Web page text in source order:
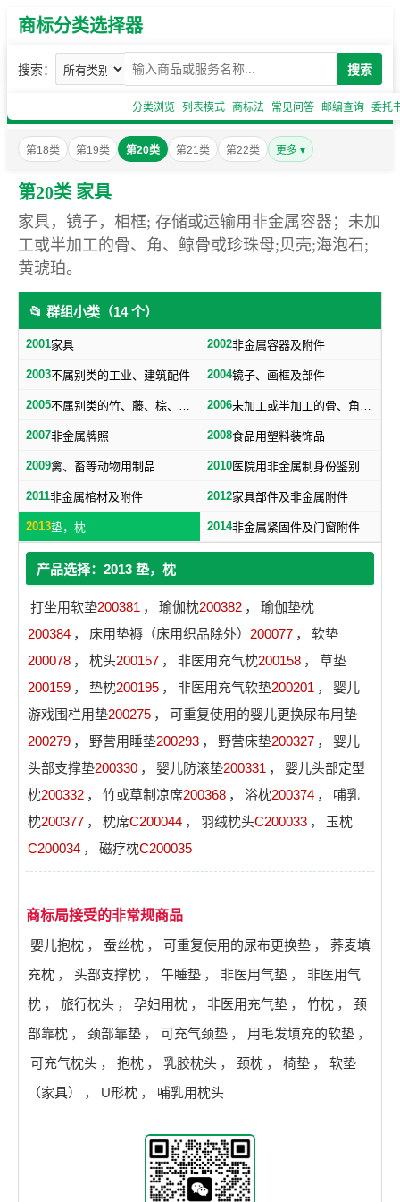
商标分类选择器
搜索： 搜索
分类浏览 列表模式 商标法 常见问答 邮编查询 委托
第18类 第19类 第20类 第21类 第22类 更多 ▾
第20类 家具
家具，镜子，相框; 存储或运输用非金属容器；未加
工或半加工的骨、角、鲸骨或珍珠母;贝壳;海泡石;
黄琥珀。
📂 群组小类（14 个）
2001家具 2002非金属容器及附件
2003不属别类的工业、建筑配件 2004镜子、画框及部件
2005 不属别类的竹、藤、棕、草制品 2006 未加工或半加工的骨、角、牙、介及不属别类的工艺品
2007非金属牌照 2008食品用塑料装饰品
2009禽、畜等动物用制品 2010 医院用非金属制身份鉴别手环
2011非金属棺材及附件 2012家具部件及非金属附件
2013垫，枕 2014非金属紧固件及门窗附件
产品选择：2013 垫，枕
打坐用软垫200381 ， 瑜伽枕200382 ，
瑜伽垫枕
200384 ， 床用垫褥（床用织品除外） 200077 ，
软垫
200078 ， 枕头200157 ， 非医用充气枕200158 ，
草垫
200159 ， 垫枕200195 ， 非医用充气软垫200201 ，
婴儿
游戏围栏用垫200275 ，
可重复使用的婴儿更换尿布用垫
200279 ， 野营用睡垫200293 ， 野营床垫200327 ，
婴儿
头部支撑垫200330 ， 婴儿防滚垫200331 ，
婴儿头部定型
枕200332 ， 竹或草制凉席200368 ， 浴枕200374 ，
哺乳
枕200377 ， 枕席C200044 ， 羽绒枕头C200033 ，
玉枕
C200034 ， 磁疗枕C200035
商标局接受的非常规商品
婴儿抱枕 ， 蚕丝枕 ， 可重复使用的尿布更换垫 ，
荞麦填
充枕 ， 头部支撑枕 ， 午睡垫 ， 非医用气垫 ，
非医用气
枕 ， 旅行枕头 ， 孕妇用枕 ， 非医用充气垫 ， 竹枕 ，
颈
部靠枕 ， 颈部靠垫 ， 可充气颈垫 ， 用毛发填充的软垫 ，
可充气枕头 ， 抱枕 ， 乳胶枕头 ， 颈枕 ， 椅垫 ，
软垫
（家具）
， U形枕 ， 哺乳用枕头